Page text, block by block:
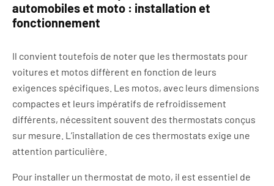
automobiles et moto : installation et
fonctionnement
Il convient toutefois de noter que les thermostats pour
voitures et motos diffèrent en fonction de leurs
exigences spécifiques. Les motos, avec leurs dimensions
compactes et leurs impératifs de refroidissement
différents, nécessitent souvent des thermostats conçus
sur mesure. L’installation de ces thermostats exige une
attention particulière.
Pour installer un thermostat de moto, il est essentiel de